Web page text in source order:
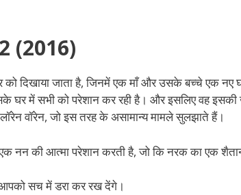
(2016)
को दिखाया जाता है, जिनमें एक माँ और उसके बच्चे एक
घर में सभी को परेशान कर रही है। और इसलिए वह
वॉरेन, जो इस तरह के असामान्य मामले सुलझाते हैं।
नन की आत्मा परेशान करती है, जो कि नरक का एक
सच में डरा कर रख देंगे।